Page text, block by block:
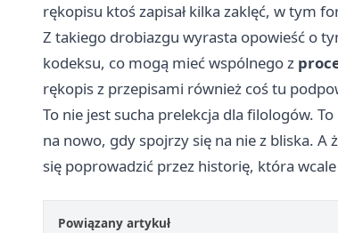
rękopisu ktoś zapisał kilka zaklęć, w tym
Z takiego drobiazgu wyrasta opowieść o
kodeksu, co mogą mieć wspólnego z
rękopis z przepisami również coś tu
To nie jest sucha prelekcja dla filologów.
na nowo, gdy spojrzy się na nie z bliska. A
się poprowadzić przez historię, która
Powiązany artykuł